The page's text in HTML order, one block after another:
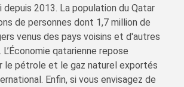
depuis 2013. La population du Qatar
de personnes dont 1,7 million de
venus des pays voisins et d'autres
qatarienne repose
le pétrole et le gaz naturel exportés
Enfin, si vous envisagez de